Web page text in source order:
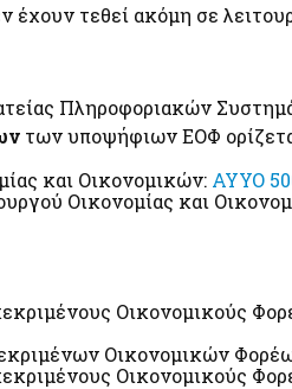
έχουν τεθεί ακόμη σε
Πληροφοριακών
των υποψήφιων ΕΟΦ
και Οικονομικών: ΑΥΥΟ
Οικονομίας και
Οικονομικούς
Οικονομικών
Οικονομικούς